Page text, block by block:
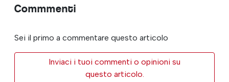
Commmenti
Sei il primo a commentare questo articolo
Inviaci i tuoi commenti o opinioni su
questo articolo.